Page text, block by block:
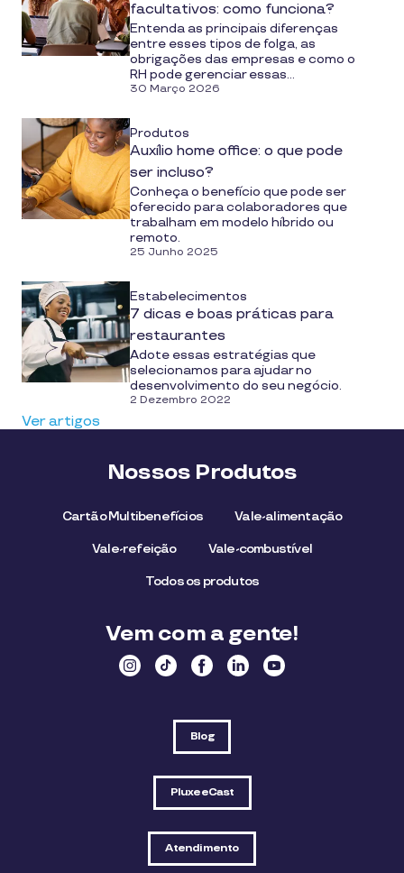
facultativos: como funciona?
Entenda as principais diferenças
entre esses tipos de folga, as
obrigações das empresas e como o
RH pode gerenciar essas...
30 Março 2026
Produtos
Auxílio home office: o que pode
ser incluso?
Conheça o benefício que pode ser
oferecido para colaboradores que
trabalham em modelo híbrido ou
remoto.
25 Junho 2025
Estabelecimentos
7 dicas e boas práticas para
restaurantes
Adote essas estratégias que
selecionamos para ajudar no
desenvolvimento do seu negócio.
2 Dezembro 2022
Ver artigos
Nossos Produtos
Cartão Multibenefícios Vale-alimentação
Vale-refeição Vale-combustível
Todos os produtos
Vem com a gente!
Blog
PluxeeCast
Atendimento